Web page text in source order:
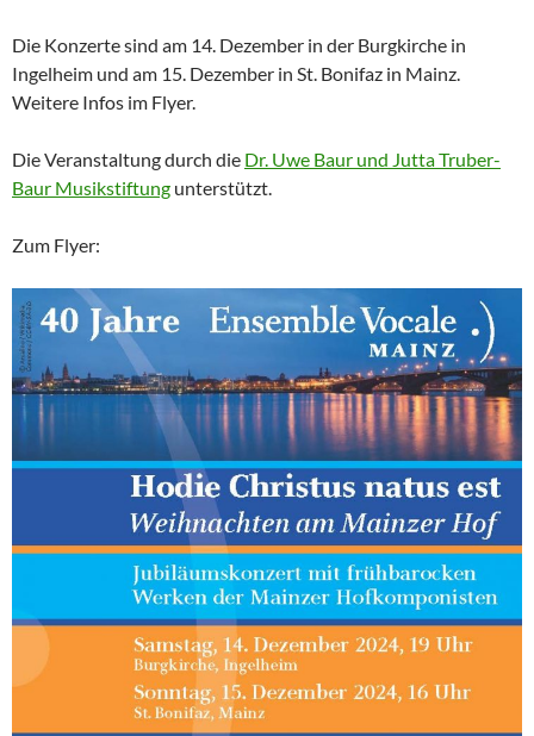
Die Konzerte sind am 14. Dezember in der Burgkirche in
Ingelheim und am 15. Dezember in St. Bonifaz in Mainz.
Weitere Infos im Flyer.
Die Veranstaltung durch die Dr. Uwe Baur und Jutta Truber-
Baur Musikstiftung unterstützt.
Zum Flyer: